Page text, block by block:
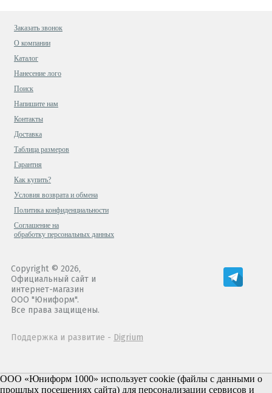
Заказать звонок
О компании
Каталог
Нанесение лого
Поиск
Напишите нам
Контакты
Доставка
Таблица размеров
Гарантия
Как купить?
Условия возврата и обмена
Политика конфиденциальности
Cоглашение на
обработку персональных данных
Copyright © 2026,
Официальный сайт и
интернет-магазин
ООО "Юниформ".
Все права защищены.
Поддержка и развитие - Digrium
ООО «Юниформ 1000» использует cookie (файлы с данными о
прошлых посещениях сайта) для персонализации сервисов и